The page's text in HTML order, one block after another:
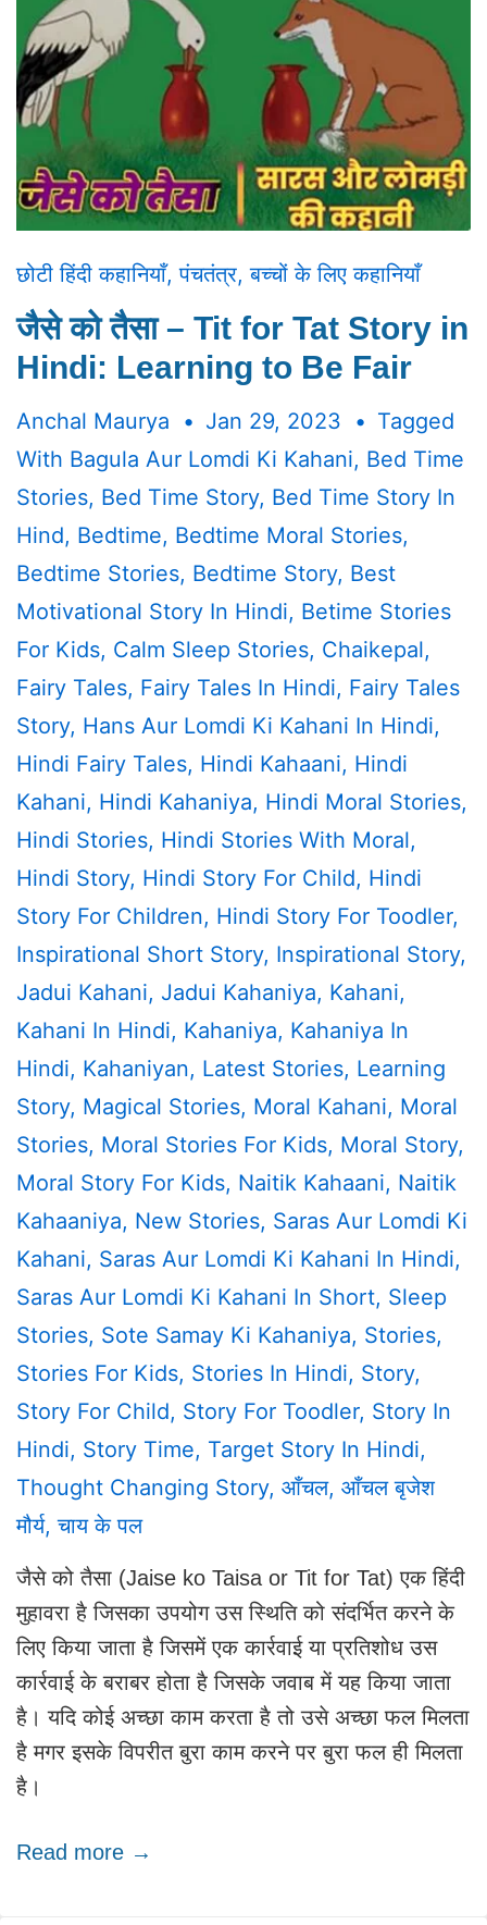
छोटी हिंदी कहानियाँ,पंचतंत्र,बच्चों के लिए कहानियाँ
जैसे को तैसा – Tit for Tat Story in
Hindi: Learning to Be Fair
Anchal Maurya Jan 29, 2023
Tagged
With Bagula Aur Lomdi Ki Kahani, Bed Time
Stories, Bed Time Story, Bed Time Story In
Hind, Bedtime, Bedtime Moral Stories,
Bedtime Stories, Bedtime Story, Best
Motivational Story In Hindi, Betime Stories
For Kids, Calm Sleep Stories, Chaikepal,
Fairy Tales, Fairy Tales In Hindi, Fairy Tales
Story, Hans Aur Lomdi Ki Kahani In Hindi,
Hindi Fairy Tales, Hindi Kahaani, Hindi
Kahani, Hindi Kahaniya, Hindi Moral Stories,
Hindi Stories, Hindi Stories With Moral,
Hindi Story, Hindi Story For Child, Hindi
Story For Children, Hindi Story For Toodler,
Inspirational Short Story, Inspirational Story,
Jadui Kahani, Jadui Kahaniya, Kahani,
Kahani In Hindi, Kahaniya, Kahaniya In
Hindi, Kahaniyan, Latest Stories, Learning
Story, Magical Stories, Moral Kahani, Moral
Stories, Moral Stories For Kids, Moral Story,
Moral Story For Kids, Naitik Kahaani, Naitik
Kahaaniya, New Stories, Saras Aur Lomdi Ki
Kahani, Saras Aur Lomdi Ki Kahani In Hindi,
Saras Aur Lomdi Ki Kahani In Short, Sleep
Stories, Sote Samay Ki Kahaniya, Stories,
Stories For Kids, Stories In Hindi, Story,
Story For Child, Story For Toodler, Story In
Hindi, Story Time, Target Story In Hindi,
Thought Changing Story, आँचल, आँचल बृजेश
मौर्य,चाय के पल
जैसे को तैसा (Jaise ko Taisa or Tit for Tat) एक हिंदी
मुहावरा है जिसका उपयोग उस स्थिति को संदर्भित करने के
लिए किया जाता है जिसमें एक कार्रवाई या प्रतिशोध उस
कार्रवाई के बराबर होता है जिसके जवाब में यह किया जाता
है। यदि कोई अच्छा काम करता है तो उसे अच्छा फल मिलता
है मगर इसके विपरीत बुरा काम करने पर बुरा फल ही मिलता
है।
Read more →